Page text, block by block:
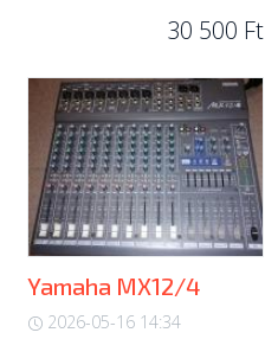
30 500 Ft
Yamaha MX12/4
2026-05-16 14:34